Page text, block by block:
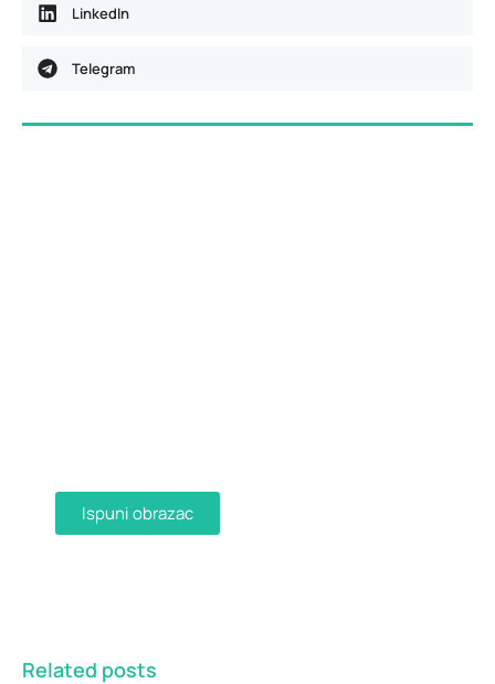
LinkedIn
Telegram
Ispuni obrazac
Related posts